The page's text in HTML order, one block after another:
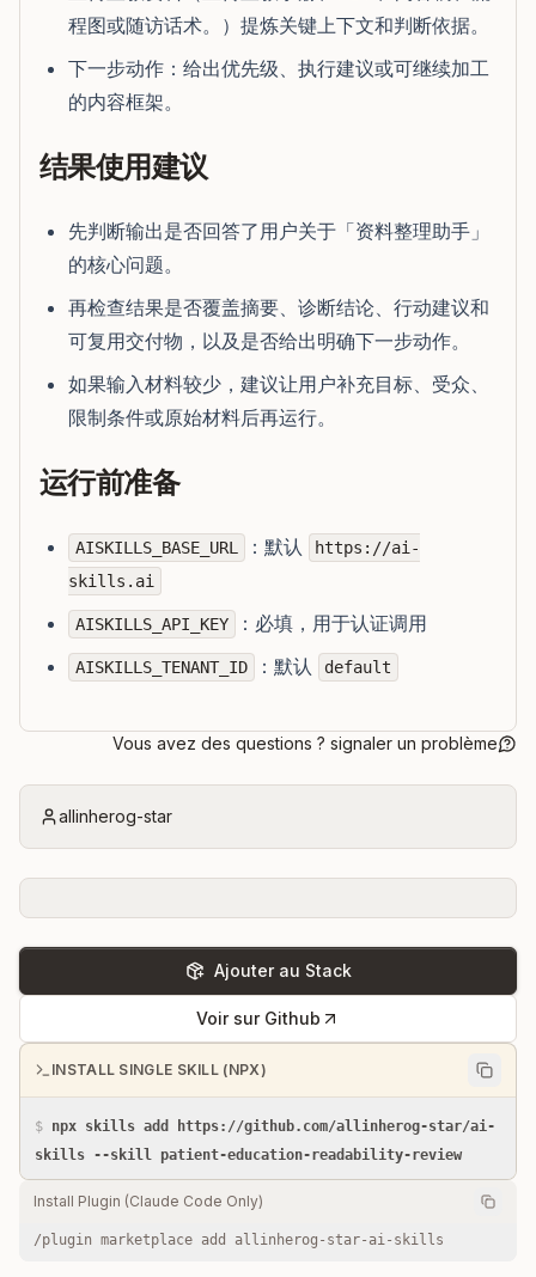
程图或随访话术。）提炼关键上下文和判断依据。
下一步动作：给出优先级、执行建议或可继续加工
的内容框架。
结果使用建议
先判断输出是否回答了用户关于「资料整理助手」
的核心问题。
再检查结果是否覆盖摘要、诊断结论、行动建议和
可复用交付物，以及是否给出明确下一步动作。
如果输入材料较少，建议让用户补充目标、受众、
限制条件或原始材料后再运行。
运行前准备
AISKILLS_BASE_URL ：默认
https://ai-
skills.ai
AISKILLS_API_KEY ：必填，用于认证调用
AISKILLS_TENANT_ID ：默认 default
Vous avez des questions ? signaler un problème
allinherog-star
Ajouter au Stack
Voir sur Github
INSTALL SINGLE SKILL (NPX)
$ npx skills add https://github.com/allinherog-star/ai-
skills --skill patient-education-readability-review
Install Plugin (Claude Code Only)
/plugin marketplace add allinherog-star-ai-skills